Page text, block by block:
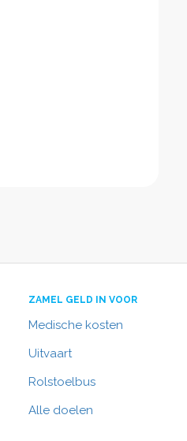
ZAMEL GELD IN VOOR
Medische kosten
Uitvaart
Rolstoelbus
Alle doelen